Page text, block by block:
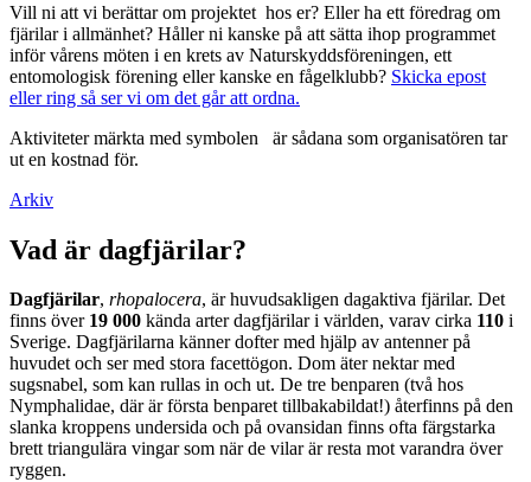
Vill ni att vi berättar om projektet hos er? Eller ha ett föredrag om
fjärilar i allmänhet? Håller ni kanske på att sätta ihop programmet
inför vårens möten i en krets av Naturskyddsföreningen, ett
entomologisk förening eller kanske en fågelklubb? Skicka epost
eller ring så ser vi om det går att ordna.
Aktiviteter märkta med symbolen
är sådana som organisatören tar
ut en kostnad för.
Arkiv
Vad är dagfjärilar?
Dagfjärilar, rhopalocera, är huvudsakligen dagaktiva fjärilar. Det
finns över 19 000 kända arter dagfjärilar i världen, varav cirka 110 i
Sverige. Dagfjärilarna känner dofter med hjälp av antenner på
huvudet och ser med stora facettögon. Dom äter nektar med
sugsnabel, som kan rullas in och ut. De tre benparen (två hos
Nymphalidae, där är första benparet tillbakabildat!) återfinns på den
slanka kroppens undersida och på ovansidan finns ofta färgstarka
brett triangulära vingar som när de vilar är resta mot varandra över
ryggen.